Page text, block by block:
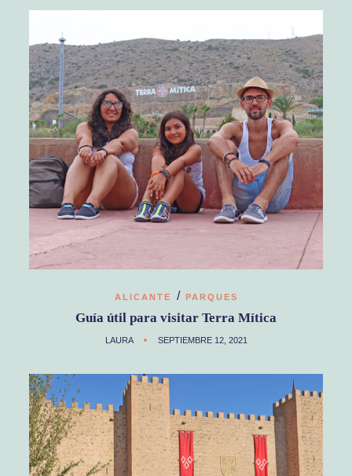
ALICANTE / PARQUES
Guía útil para visitar Terra Mítica
LAURA SEPTIEMBRE 12, 2021